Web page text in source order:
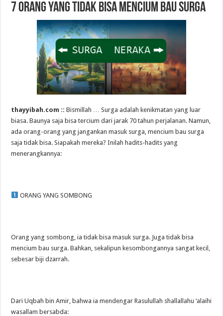
7 ORANG YANG TIDAK BISA MENCIUM BAU SURGA
thayyibah.com ::Bismillah … Surga adalah kenikmatan yang luar
biasa. Baunya saja bisa tercium dari jarak 70 tahun perjalanan. Namun,
ada orang-orang yang jangankan masuk surga, mencium bau surga
saja tidak bisa. Siapakah mereka? Inilah hadits-hadits yang
menerangkannya:
ORANG YANG SOMBONG
Orang yang sombong, ia tidak bisa masuk surga. Juga tidak bisa
mencium bau surga. Bahkan, sekalipun kesombongannya sangat kecil,
sebesar biji dzarrah.
Dari Uqbah bin Amir, bahwa ia mendengar Rasulullah shallallahu ‘alaihi
wasallam bersabda: